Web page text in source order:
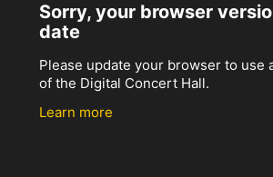
Sorry, your browser
date
Please update your browser to use
of the Digital Concert Hall.
Learn more